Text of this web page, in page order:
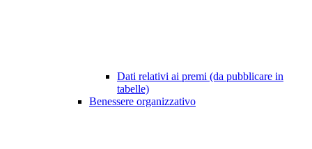
Dati relativi ai premi (da pubblicare in
tabelle)
Benessere organizzativo